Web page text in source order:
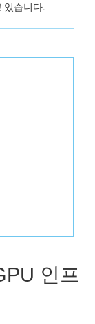
있습니다.
인프